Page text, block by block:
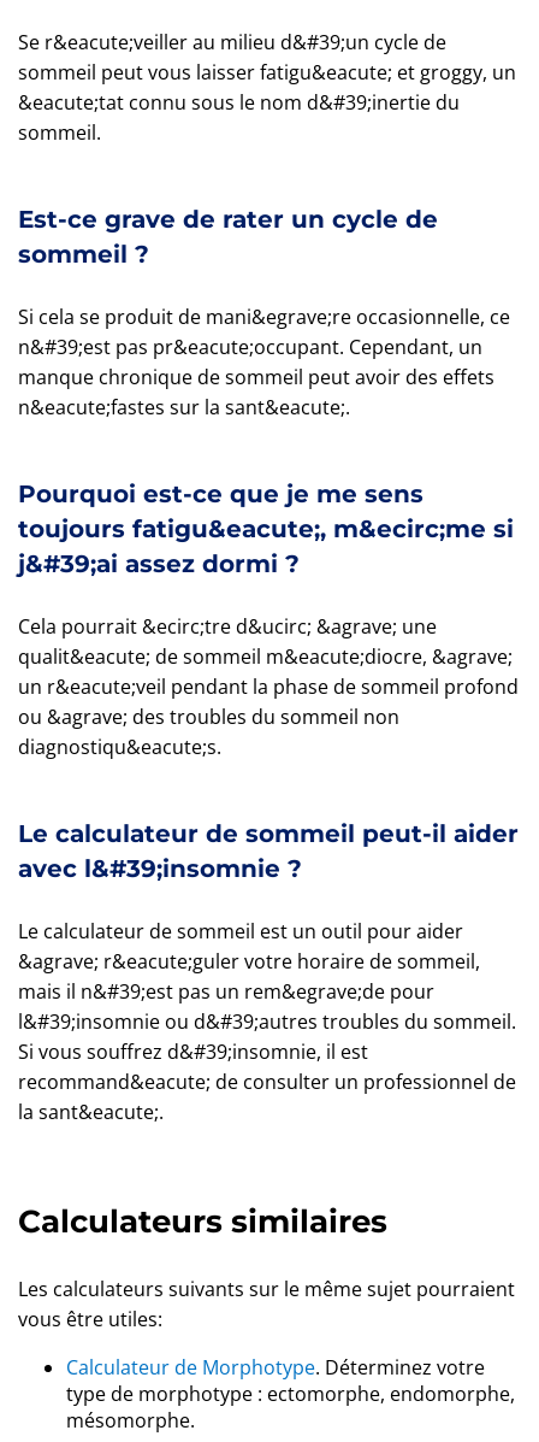
Se r&eacute;veiller au milieu d&#39;un cycle de
sommeil peut vous laisser fatigu&eacute; et groggy, un
&eacute;tat connu sous le nom d&#39;inertie du
sommeil.
Est-ce grave de rater un cycle de
sommeil ?
Si cela se produit de mani&egrave;re occasionnelle, ce
n&#39;est pas pr&eacute;occupant. Cependant, un
manque chronique de sommeil peut avoir des effets
n&eacute;fastes sur la sant&eacute;.
Pourquoi est-ce que je me sens
toujours fatigu&eacute;, m&ecirc;me si
j&#39;ai assez dormi ?
Cela pourrait &ecirc;tre d&ucirc; &agrave; une
qualit&eacute; de sommeil m&eacute;diocre, &agrave;
un r&eacute;veil pendant la phase de sommeil profond
ou &agrave; des troubles du sommeil non
diagnostiqu&eacute;s.
Le calculateur de sommeil peut-il aider
avec l&#39;insomnie ?
Le calculateur de sommeil est un outil pour aider
&agrave; r&eacute;guler votre horaire de sommeil,
mais il n&#39;est pas un rem&egrave;de pour
l&#39;insomnie ou d&#39;autres troubles du sommeil.
Si vous souffrez d&#39;insomnie, il est
recommand&eacute; de consulter un professionnel de
la sant&eacute;.
Calculateurs similaires
Les calculateurs suivants sur le même sujet pourraient
vous être utiles:
Calculateur de Morphotype. Déterminez votre
type de morphotype : ectomorphe, endomorphe,
mésomorphe.